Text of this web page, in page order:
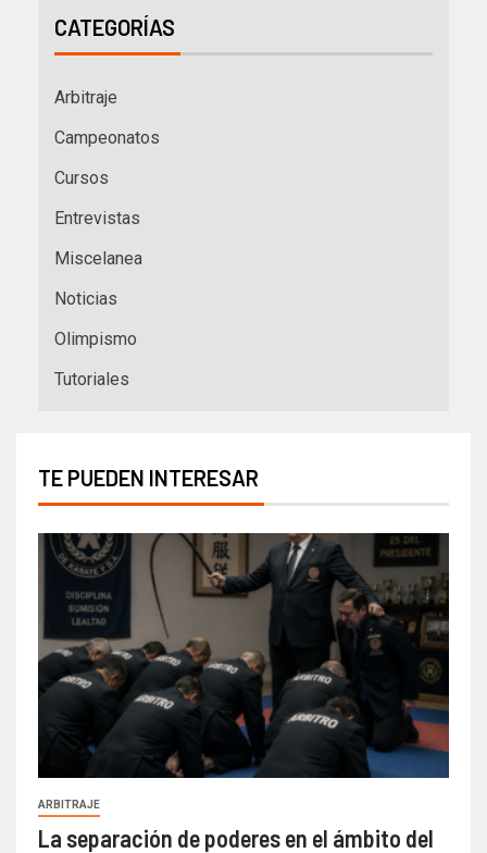
CATEGORÍAS
Arbitraje
Campeonatos
Cursos
Entrevistas
Miscelanea
Noticias
Olimpismo
Tutoriales
TE PUEDEN INTERESAR
ARBITRAJE
La separación de poderes en el ámbito del